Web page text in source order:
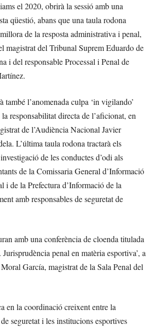
el 2020, obrirà la sessió amb una
qüestió, abans que una taula rodona
de la resposta administrativa i penal,
magistrat del Tribunal Suprem Eduardo de
i del responsable Processal i Penal de
també l’anomenada culpa ‘in vigilando’
responsabilitat directa de l’aficionat, en
de l’Audiència Nacional Javier
L’última taula rodona tractarà els
de les conductes d’odi als
de la Comissaria General d’Informació
i de la Prefectura d’Informació de la
amb responsables de seguretat de
amb una conferència de cloenda titulada
Jurisprudència penal en matèria esportiva’, a
García, magistrat de la Sala Penal del
en la coordinació creixent entre la
seguretat i les institucions esportives